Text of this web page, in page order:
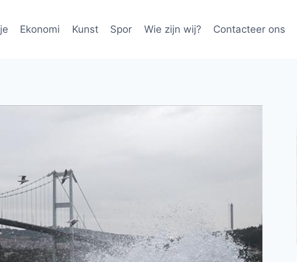
Ekonomi Kunst Spor Wie zijn wij? Contacteer ons